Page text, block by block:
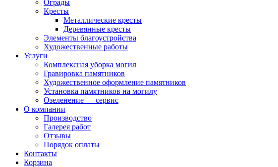
Ограды
Кресты
Металлические кресты
Деревянные кресты
Элементы благоустройства
Художественные работы
Услуги
Комплексная уборка могил
Гравировка памятников
Художественное оформление памятников
Установка памятников на могилу
Озеленение — сервис
О компании
Производство
Галерея работ
Отзывы
Порядок оплаты
Контакты
Корзина